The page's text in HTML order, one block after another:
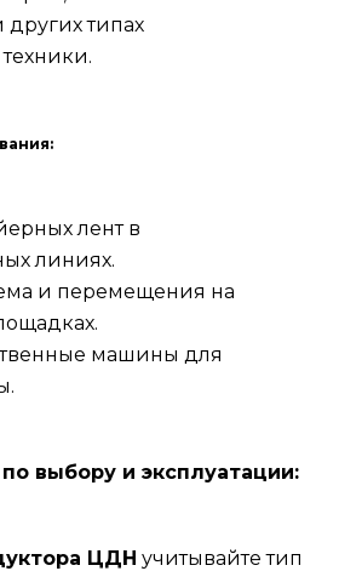
типах
лент в
линиях.
и перемещения на
машины для
выбору и эксплуатации:
ЦДН учитывайте тип